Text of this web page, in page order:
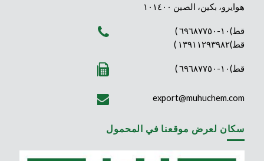
هوايرو، بكين، الصين ١٠١٤٠٠
قط)١٠-٦٩٦٨٧٧٥٠ )
قط)١٣٩١١٢٩٣٩٨٢ )
قط)١٠-٦٩٦٨٧٧٥٠ )
export@muhuchem.com
سكان لعرض موقعنا في المحمول